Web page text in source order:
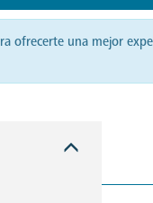
ofrecerte una mejor